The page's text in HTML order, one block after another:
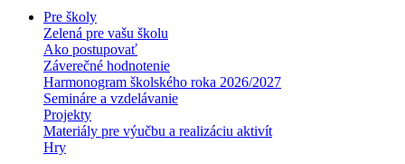
Pre školy
Zelená pre vašu školu
Ako postupovať
Záverečné hodnotenie
Harmonogram školského roka 2026/2027
Semináre a vzdelávanie
Projekty
Materiály pre výučbu a realizáciu aktivít
Hry